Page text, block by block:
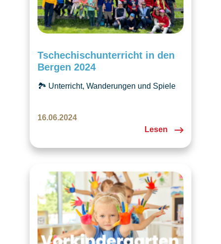
Tschechischunterricht in den
Bergen 2024
🏞️ Unterricht, Wanderungen und Spiele
Kinder!🎉
16.06.2024
Lesen